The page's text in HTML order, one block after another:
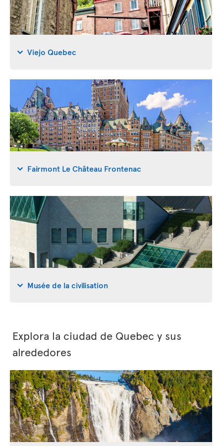
Viejo Quebec
Fairmont Le Château Frontenac
Musée de la civilisation
Explora la ciudad de Quebec y sus
alrededores